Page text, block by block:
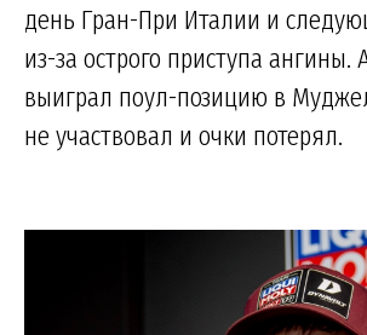
день Гран-При Италии и
из-за острого приступа ангины.
выиграл поул-позицию в
не участвовал и очки потерял.